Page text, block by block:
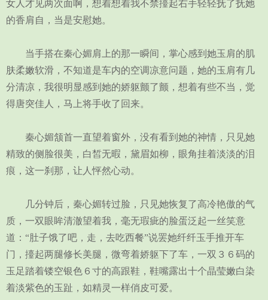
女人才见两次面啊，想着想着我不禁擡起右手轻轻抚了抚她
的香肩自，当是安慰她。
当手搭在秦心媚肩上的那一瞬间，掌心感到她玉肩的肌
肤柔嫩软滑，不知道是车内的空调凉意问题，她的玉肩有几
分清凉，我很明显感到她的娇躯颤了颤，想着有些不当，觉
得唐突佳人，马上将手收了回来。
秦心媚颔首一直望着窗外，没有看到她的神情，只见她
精致的侧脸很美，白皙无暇，黛眉如柳，眼角挂着淡淡的泪
痕，这一刹那，让人怦然心动。
几分钟后，秦心媚转过脸，只见她恢复了高冷艳傲的气
质，一双眼眸清澈望着我，毫无瑕疵的脸蛋泛起一丝笑意
道：“肚子饿了吧，走，去吃西餐”说罢她纤纤玉手推开车
门，擡起两腿修长美腿，微弯着娇躯下了车，一双３６码的
玉足踏着镂空银色６寸的高跟鞋，鞋嘴露出十个晶莹嫩白染
着淡紫色的玉趾，如精灵一样俏皮可爱。